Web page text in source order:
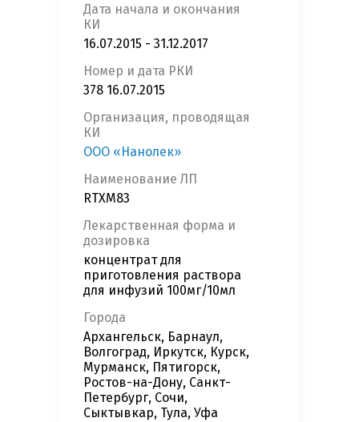
Дата начала и окончания
КИ
16.07.2015 - 31.12.2017
Номер и дата РКИ
378 16.07.2015
Организация, проводящая
КИ
ООО «Нанолек»
Наименование ЛП
RTXM83
Лекарственная форма и
дозировка
концентрат для
приготовления раствора
для инфузий 100мг/10мл
Города
Архангельск, Барнаул,
Волгоград, Иркутск, Курск,
Мурманск, Пятигорск,
Ростов-на-Дону, Санкт-
Петербург, Сочи,
Сыктывкар, Тула, Уфа